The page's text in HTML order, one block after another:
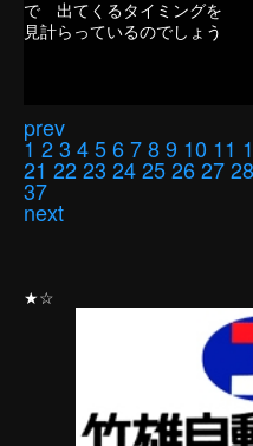
で 出てくるタイミングを
見計らっているのでしょう
prev
1 23 456789 10 11
21 2223 2425262728
37
next
★☆